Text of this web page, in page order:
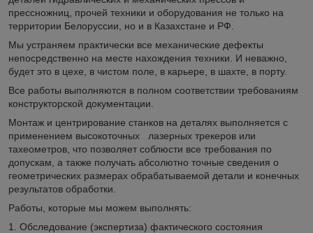
прессножниц, прочей техники и оборудования не только на
территории Белоруссии, но и в Казахстане и РФ.
Мы устраняем практически все механические дефекты
непосредственно на месте нахождения техники. И неважно,
будет это в цехе, в чистом поле, в карьере, в шахте, в порту.
Все работы выполняются в полном соответствии требованиям
конструкторской документации.
Монтаж и центрирование станков на деталях выполняется с
применением высокоточных лазерных трекеров или
тахеометров, что позволяет соблюсти все требования по
допускам, а также получать абсолютно точные сведения о
геометрических размерах обрабатываемой детали и конечных
результатов обработки.
Работы, которые мы можем выполнять:
1. Обследование (экспертиза) фактического состояния